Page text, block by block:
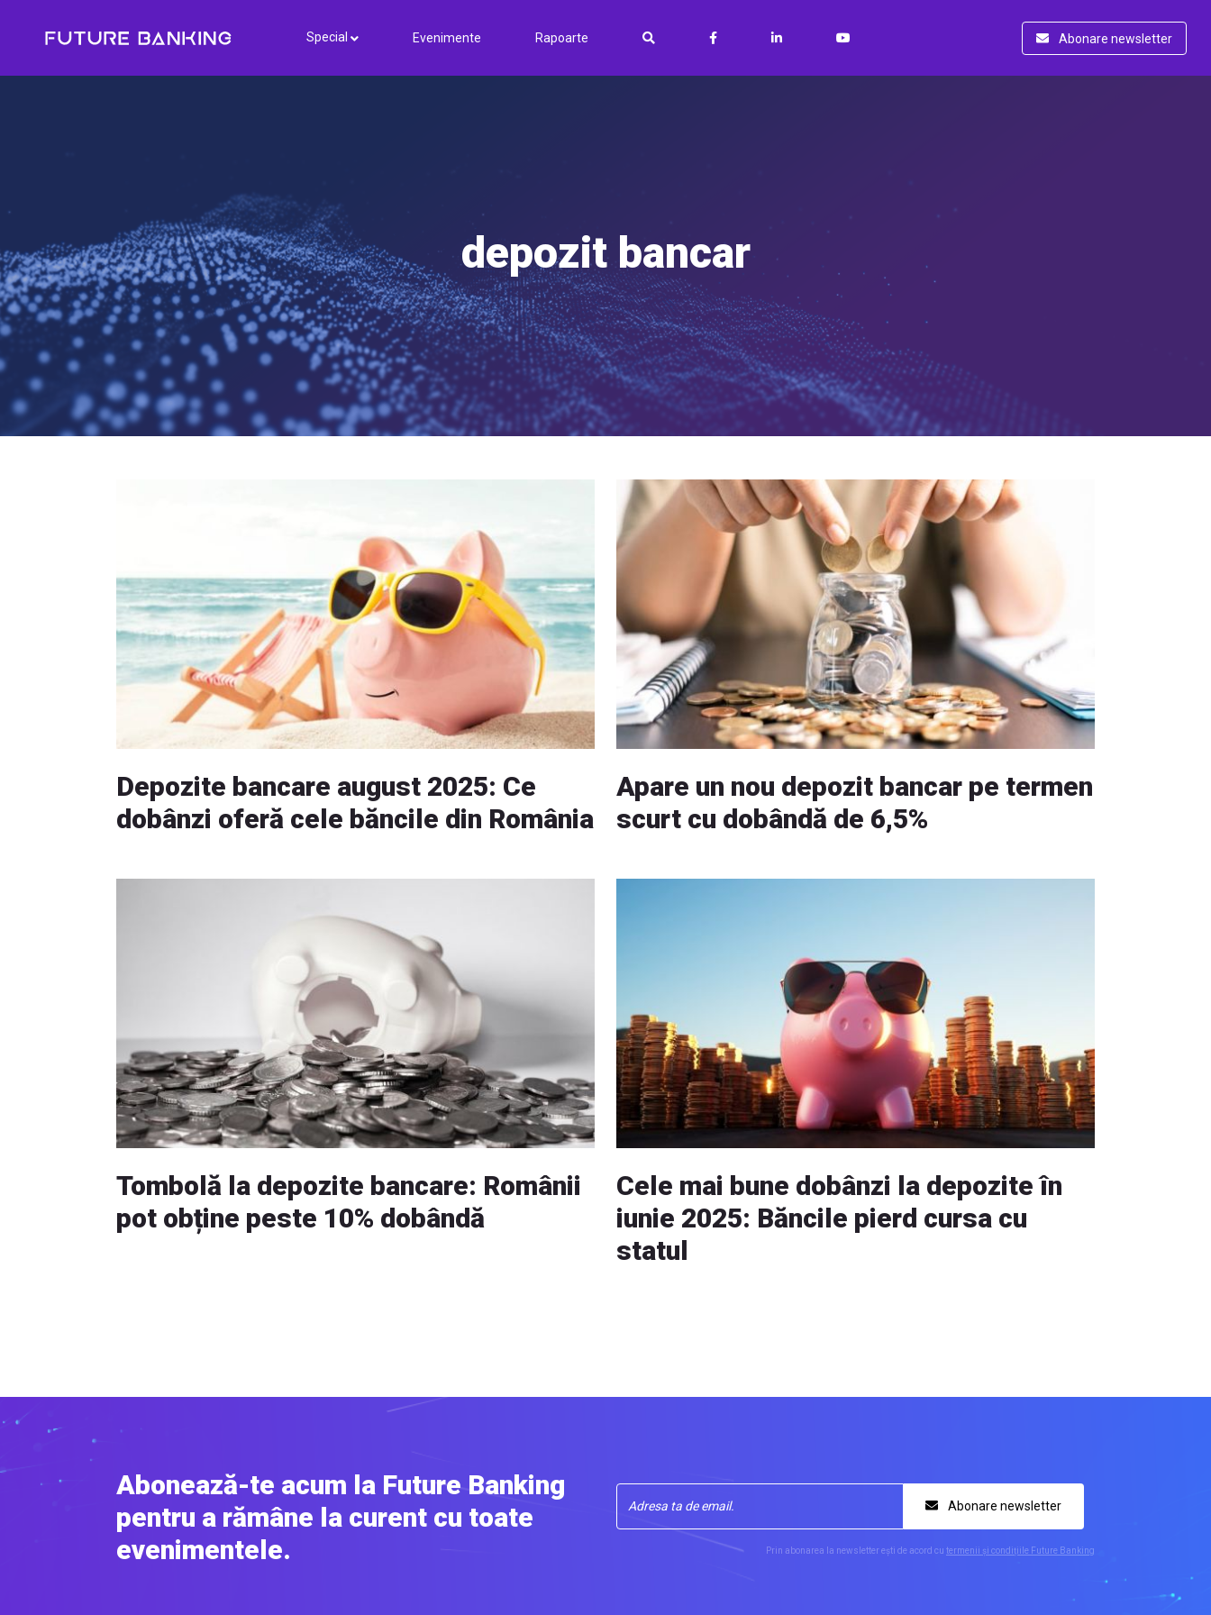
Special Evenimente Rapoarte Abonare newsletter
depozit bancar
Depozite bancare august 2025: Ce
dobânzi oferă cele băncile din România
Apare un nou depozit bancar pe termen
scurt cu dobândă de 6,5%
Tombolă la depozite bancare: Românii
pot obține peste 10% dobândă
Cele mai bune dobânzi la depozite în
iunie 2025: Băncile pierd cursa cu
statul
Abonează-te acum la Future Banking
pentru a rămâne la curent cu toate
evenimentele.
Abonare newsletter
Prin abonarea la newsletter ești de acord cu termenii și condițiile Future Banking